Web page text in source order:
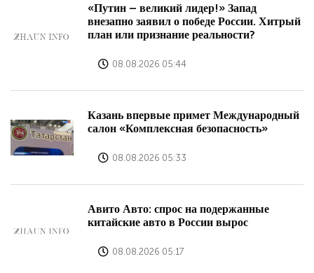
«Путин – великий лидер!» Запад
внезапно заявил о победе России. Хитрый
план или признание реальности?
08.08.2026 05:44
Казань впервые примет Международный
салон «Комплексная безопасность»
08.08.2026 05:33
Авито Авто: спрос на подержанные
китайские авто в России вырос
08.08.2026 05:17